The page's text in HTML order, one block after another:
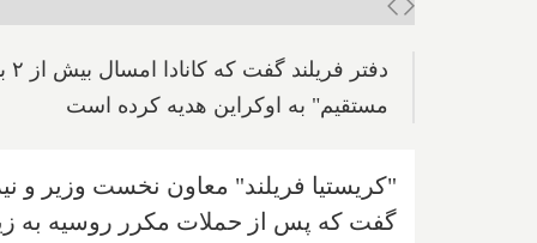
مستقیم" به اوکراین هدیه کرده است
"کریستیا فریلند" معاون نخست وزیر و